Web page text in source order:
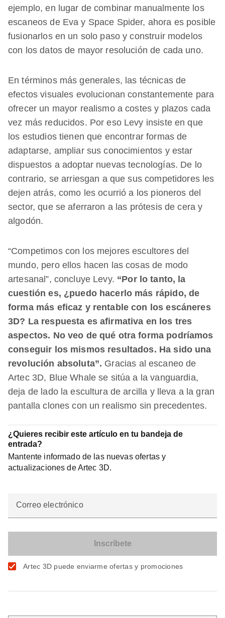
ejemplo, en lugar de combinar manualmente los
escaneos de Eva y Space Spider, ahora es posible
fusionarlos en un solo paso y construir modelos
con los datos de mayor resolución de cada uno.
En términos más generales, las técnicas de
efectos visuales evolucionan constantemente para
ofrecer un mayor realismo a costes y plazos cada
vez más reducidos. Por eso Levy insiste en que
los estudios tienen que encontrar formas de
adaptarse, ampliar sus conocimientos y estar
dispuestos a adoptar nuevas tecnologías. De lo
contrario, se arriesgan a que sus competidores les
dejen atrás, como les ocurrió a los pioneros del
sector, que se aferraron a las prótesis de cera y
algodón.
“Competimos con los mejores escultores del
mundo, pero ellos hacen las cosas de modo
artesanal”, concluye Levy. “Por lo tanto, la
cuestión es, ¿puedo hacerlo más rápido, de
forma más eficaz y rentable con los escáneres
3D? La respuesta es afirmativa en los tres
aspectos. No veo de qué otra forma podríamos
conseguir los mismos resultados. Ha sido una
revolución absoluta”. Gracias al escaneo de
Artec 3D, Blue Whale se sitúa a la vanguardia,
deja de lado la escultura de arcilla y lleva a la gran
pantalla clones con un realismo sin precedentes.
¿Quieres recibir este artículo en tu bandeja de
entrada?
Mantente informado de las nuevas ofertas y
actualizaciones de Artec 3D.
Correo electrónico
Artec 3D puede enviarme ofertas y promociones